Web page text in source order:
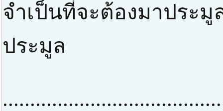
จำเป็นที่จะต้องมาประ
ประมูล